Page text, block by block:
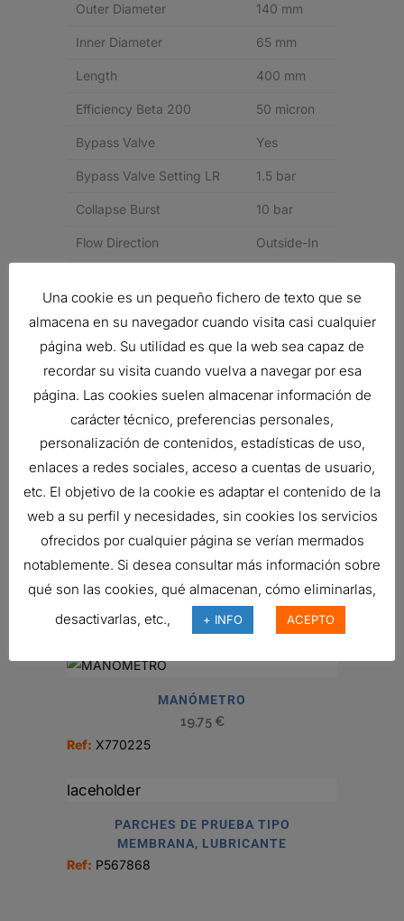
Outer Diameter 140 mm
Inner Diameter 65 mm
Length 400 mm
Efficiency Beta 200 50 micron
Bypass Valve Yes
Bypass Valve Setting LR 1.5 bar
Collapse Burst 10 bar
Flow Direction Outside-In
Related products
VÁLVULA DE RETENCIÓN
12,43€
Ref:P784790
RESPIRADERO, HIDRÁULICO
13,89€
Ref:P562514
MANÓMETRO
19,75 €
Ref: X770225
PARCHES DE PRUEBA TIPO
MEMBRANA, LUBRICANTE
Ref: P567868
Una cookie es un pequeño fichero de texto que se
almacena en su navegador cuando visita casi cualquier
página web. Su utilidad es que la web sea capaz de
recordar su visita cuando vuelva a navegar por esa
página. Las cookies suelen almacenar información de
carácter técnico, preferencias personales,
personalización de contenidos, estadísticas de uso,
enlaces a redes sociales, acceso a cuentas de usuario,
etc. El objetivo de la cookie es adaptar el contenido de la
web a su perfil y necesidades, sin cookies los servicios
ofrecidos por cualquier página se verían mermados
notablemente. Si desea consultar más información sobre
qué son las cookies, qué almacenan, cómo eliminarlas,
desactivarlas, etc.,
+ INFO ACEPTO